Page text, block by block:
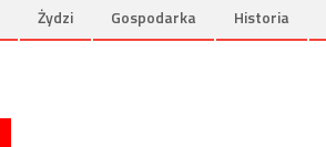
Żydzi Gospodarka Historia